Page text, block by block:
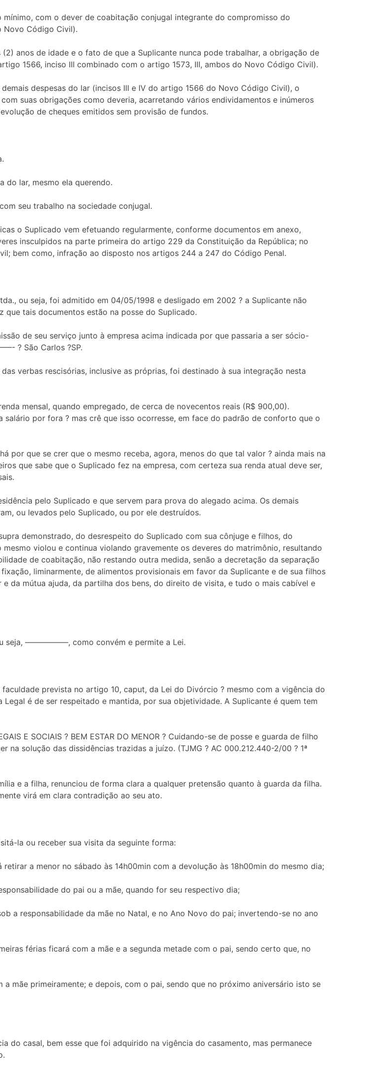
com o dever de coabitação conjugal integrante do compromisso do
Novo Código Civil).
anos de idade e o fato de que a Suplicante nunca pode trabalhar, a obrigação de
1566, inciso III combinado com o artigo 1573, III, ambos do Novo Código Civil).
despesas do lar (incisos III e IV do artigo 1566 do Novo Código Civil), o
suas obrigações como deveria, acarretando vários endividamentos e inúmeros
de cheques emitidos sem provisão de fundos.
do lar, mesmo ela querendo.
seu trabalho na sociedade conjugal.
o Suplicado vem efetuando regularmente, conforme documentos em anexo,
insculpidos na parte primeira do artigo 229 da Constituição da República; no
bem como, infração ao disposto nos artigos 244 a 247 do Código Penal.
ou seja, foi admitido em 04/05/1998 e desligado em 2002 ? a Suplicante não
que tais documentos estão na posse do Suplicado.
de seu serviço junto à empresa acima indicada por que passaria a ser sócio-
? São Carlos ?SP.
verbas rescisórias, inclusive as próprias, foi destinado à sua integração nesta
mensal, quando empregado, de cerca de novecentos reais (R$ 900,00).
salário por fora ? mas crê que isso ocorresse, em face do padrão de conforto que o
por que se crer que o mesmo receba, agora, menos do que tal valor ? ainda mais na
que sabe que o Suplicado fez na empresa, com certeza sua renda atual deve ser,
pelo Suplicado e que servem para prova do alegado acima. Os demais
ou levados pelo Suplicado, ou por ele destruídos.
demonstrado, do desrespeito do Suplicado com sua cônjuge e filhos, do
violou e continua violando gravemente os deveres do matrimônio, resultando
de coabitação, não restando outra medida, senão a decretação da separação
liminarmente, de alimentos provisionais em favor da Suplicante e de sua filhos
da mútua ajuda, da partilha dos bens, do direito de visita, e tudo o mais cabível e
seja, —————–, como convém e permite a Lei.
prevista no artigo 10, caput, da Lei do Divórcio ? mesmo com a vigência do
é de ser respeitado e mantida, por sua objetividade. A Suplicante é quem tem
E SOCIAIS ? BEM ESTAR DO MENOR ? Cuidando-se de posse e guarda de filho
na solução das dissidências trazidas a juízo. (TJMG ? AC 000.212.440-2/00 ? 1ª
e a filha, renunciou de forma clara a qualquer pretensão quanto à guarda da filha.
virá em clara contradição ao seu ato.
la ou receber sua visita da seguinte forma:
a menor no sábado às 14h00min com a devolução às 18h00min do mesmo dia;
do pai ou a mãe, quando for seu respectivo dia;
a responsabilidade da mãe no Natal, e no Ano Novo do pai; invertendo-se no ano
férias ficará com a mãe e a segunda metade com o pai, sendo certo que, no
a mãe primeiramente; e depois, com o pai, sendo que no próximo aniversário isto se
do casal, bem esse que foi adquirido na vigência do casamento, mas permanece